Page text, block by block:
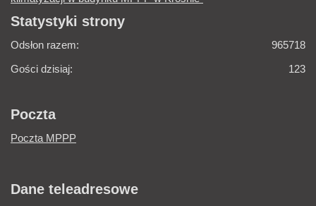
Statystyki strony
965718
Odsłon razem:
123
Gości dzisiaj:
Poczta
Poczta MPPP
Dane teleadresowe